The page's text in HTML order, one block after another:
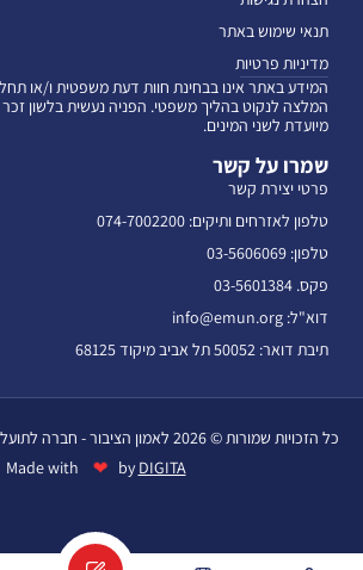
תנאי שימוש באתר
מדיניות פרטיות
המידע באתר אינו בבחינת חוות דעת משפטית ו/או
המלצה לנקוט בהליך משפטי. הפניה נעשית בלשון זכר
מיועדת לשני המינים.
שמרו על קשר
פרטי יצירת קשר
טלפון לאזרחים ותיקים: 074-7002200
טלפון: 03-5606069
פקס. 03-5601384
דוא"ל: info@emun.org
תיבת דואר: 50052 תל אביב מיקוד 68125
כל הזכויות שמורות © 2026 לאמון הציבור - חברה לתועלת הציבור (מלכ"ר)
Made with
❤ by DIGITA